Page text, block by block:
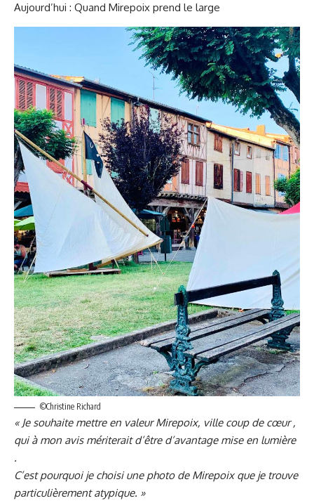
Aujourd’hui : Quand Mirepoix prend le large
©Christine Richard
« Je souhaite mettre en valeur Mirepoix, ville coup de cœur ,
qui à mon avis mériterait d’être d’avantage mise en lumière
.
C’est pourquoi je choisi une photo de Mirepoix que je trouve
particulièrement atypique. »